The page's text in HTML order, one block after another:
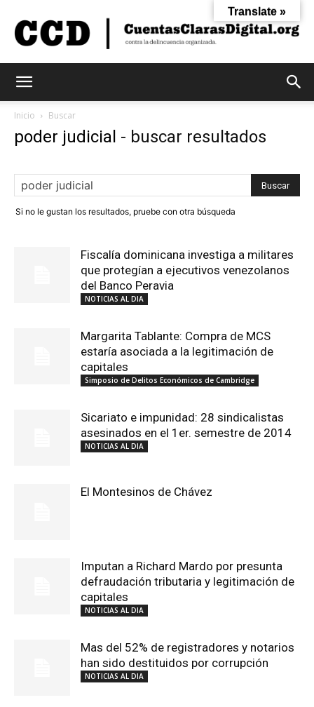
Inicio Buscar
poder judicial - buscar resultados
Si no le gustan los resultados, pruebe con otra búsqueda
Fiscalía dominicana investiga a militares
que protegían a ejecutivos venezolanos
del Banco Peravia
NOTICIAS AL DIA
Margarita Tablante: Compra de MCS
estaría asociada a la legitimación de
capitales
Simposio de Delitos Económicos de Cambridge
Sicariato e impunidad: 28 sindicalistas
asesinados en el 1er. semestre de 2014
NOTICIAS AL DIA
El Montesinos de Chávez
Imputan a Richard Mardo por presunta
defraudación tributaria y legitimación de
capitales
NOTICIAS AL DIA
Mas del 52% de registradores y notarios
han sido destituidos por corrupción
NOTICIAS AL DIA
Translate »